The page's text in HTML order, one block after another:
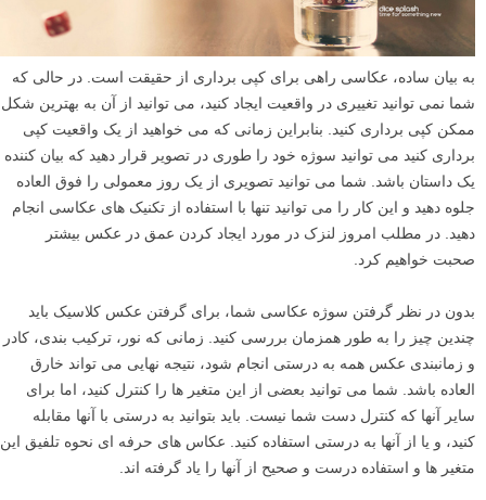
به بیان ساده، عکاسی راهی برای کپی برداری از حقیقت است. در حالی که
شما نمی توانید تغییری در واقعیت ایجاد کنید، می توانید از آن به بهترین شکل
ممکن کپی برداری کنید. بنابراین زمانی که می خواهید از یک واقعیت کپی
برداری کنید می توانید سوژه خود را طوری در تصویر قرار دهید که بیان کننده
یک داستان باشد. شما می توانید تصویری از یک روز معمولی را فوق العاده
جلوه دهید و این کار را می توانید تنها با استفاده از تکنیک های عکاسی انجام
دهید. در مطلب امروز لنزک در مورد ایجاد کردن عمق در عکس بیشتر
صحبت خواهیم کرد.
بدون در نظر گرفتن سوژه عکاسی شما، برای گرفتن عکس کلاسیک باید
چندین چیز را به طور همزمان بررسی کنید. زمانی که نور، ترکیب بندی، کادر
و زمانبندی عکس همه به درستی انجام شود، نتیجه نهایی می تواند خارق
العاده باشد. شما می توانید بعضی از این متغیر ها را کنترل کنید، اما برای
سایر آنها که کنترل دست شما نیست. باید بتوانید به درستی با آنها مقابله
کنید، و یا از آنها به درستی استفاده کنید. عکاس های حرفه ای نحوه تلفیق این
متغیر ها و استفاده درست و صحیح از آنها را یاد گرفته اند.